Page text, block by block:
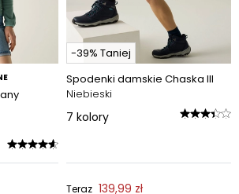
-39% Taniej
Spodenki damskie Chaska III
Niebieski
7 kolory
Teraz 139,99 zł